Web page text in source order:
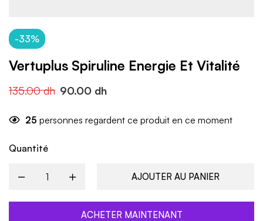
-33%
Vertuplus Spiruline Energie Et Vitalité
135.00dh 90.00 dh
25 personnes regardent ce produit en ce moment
Quantité
AJOUTER AU PANIER
ACHETER MAINTENANT